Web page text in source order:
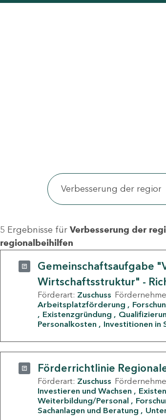
5 Ergebnisse für Verbesserung der
regionalbeihilfen
Gemeinschaftsaufgabe
Wirtschaftsstruktur" -
Förderart: Zuschuss
Arbeitsplatzförderung
Existenzgründung
Personalkosten
Investitionen in
Förderrichtlinie
Förderart: Zuschuss
Investieren und Wachsen
Weiterbildung/Personal
Sachanlagen und Beratung